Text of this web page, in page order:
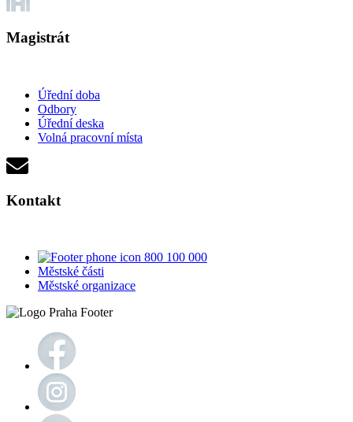
Magistrát
Úřední doba
Odbory
Úřední deska
Volná pracovní místa
Kontakt
800 100 000
Městské části
Městské organizace